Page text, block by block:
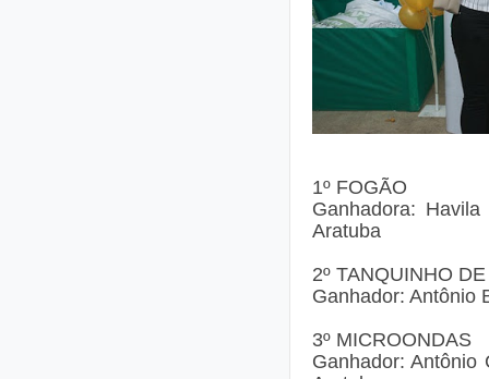
1º FOGÃO
Ganhadora:
Aratuba
2º TANQUINHO
Ganhador: Antônio
3º MICROONDAS
Ganhador: